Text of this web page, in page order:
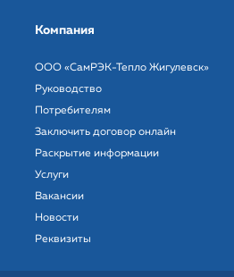
Компания
ООО «СамРЭК-Тепло Жигулевск»
Руководство
Потребителям
Заключить договор онлайн
Раскрытие информации
Услуги
Вакансии
Новости
Реквизиты